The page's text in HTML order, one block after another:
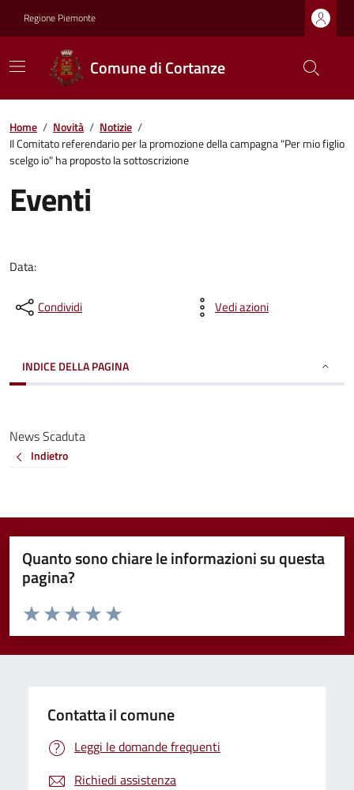
Regione Piemonte
Comune di Cortanze
Home / Novità / Notizie /
Il Comitato referendario per la promozione della campagna "Per mio figlio
scelgo io" ha proposto la sottoscrizione
Eventi
Data:
Condividi Vedi azioni
INDICE DELLA PAGINA
News Scaduta
Indietro
Quanto sono chiare le informazioni su questa
pagina?
Valuta da 1 a 5 stelle la pagina
Valuta 5 stelle su 5
Valuta 4 stelle su 5
Valuta 3 stelle su 5
Valuta 2 stelle su 5
Valuta 1 stelle su 5
Contatta il comune
Leggi le domande frequenti
Richiedi assistenza